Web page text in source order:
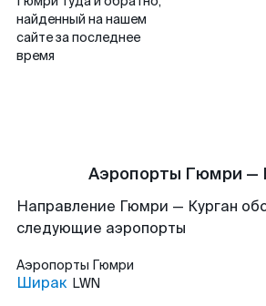
найденный на нашем
сайте за последнее
время
Аэропорты Гюмри —
Направление Гюмри — Курган
следующие аэропорты
Аэропорты Гюмри
Ширак LWN